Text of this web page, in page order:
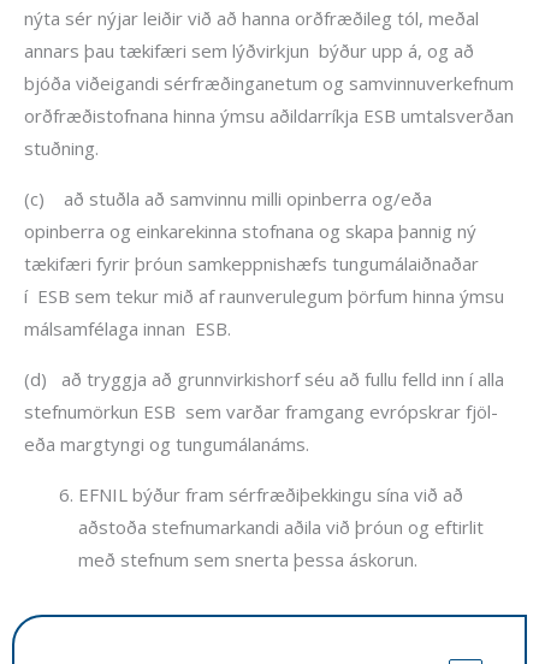
nýta sér nýjar leiðir við að hanna orðfræðileg tól, meðal
annars þau tækifæri sem lýðvirkjun býður upp á, og að
bjóða viðeigandi sérfræðinganetum og samvinnuverkefnum
orðfræðistofnana hinna ýmsu aðildarríkja ESB umtalsverðan
stuðning.
(c) að stuðla að samvinnu milli opinberra og/eða
opinberra og einkarekinna stofnana og skapa þannig ný
tækifæri fyrir þróun samkeppnishæfs tungumálaiðnaðar
í ESB sem tekur mið af raunverulegum þörfum hinna ýmsu
málsamfélaga innan ESB.
(d) að tryggja að grunnvirkishorf séu að fullu felld inn í alla
stefnumörkun ESB sem varðar framgang evrópskrar fjöl-
eða margtyngi og tungumálanáms.
EFNIL býður fram sérfræðiþekkingu sína við að
aðstoða stefnumarkandi aðila við þróun og eftirlit
með stefnum sem snerta þessa áskorun.